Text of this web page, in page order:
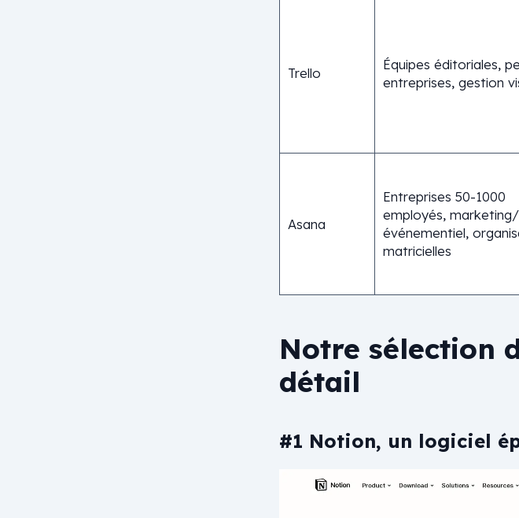
Trello
Équipes éditoriales,
entreprises, gestion
Asana
Entreprises 50-1000
employés, marketing/
événementiel,
matricielles
Notre sélection
détail
#1 Notion, un logiciel